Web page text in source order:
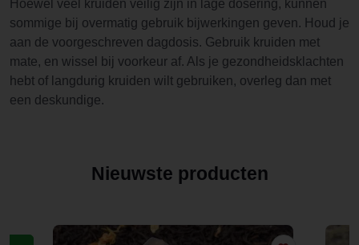
Hoewel veel kruiden veilig zijn in lage dosering, kunnen
sommige bij overmatig gebruik bijwerkingen geven. Houd je
aan de voorgeschreven dagdosis. Gebruik kruiden met
mate, en wissel bij voorkeur af. Als je gezondheidsklachten
hebt of langdurig kruiden wilt gebruiken, overleg dan met
een deskundige.
Nieuwste producten